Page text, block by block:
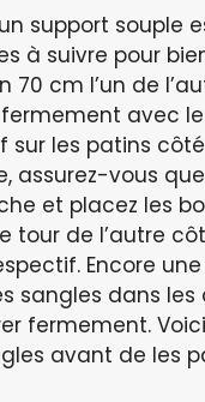
support
à suivre pour
70 cm l’un de
avec
sur les patins
assurez-vous
et placez les
tour de l’autre
Encore
sangles dans
fermement.
avant de les